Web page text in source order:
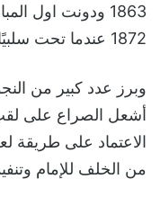
1863 ودونت اول
1872 عندما تحت سلبيًا مع اسكتلندا.
وبرز عدد كبير من
أشعل الصراع على
الاعتماد على طريقة
من الخلف للإمام